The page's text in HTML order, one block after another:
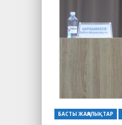
БАСТЫ ЖАҢАЛЫҚТАР